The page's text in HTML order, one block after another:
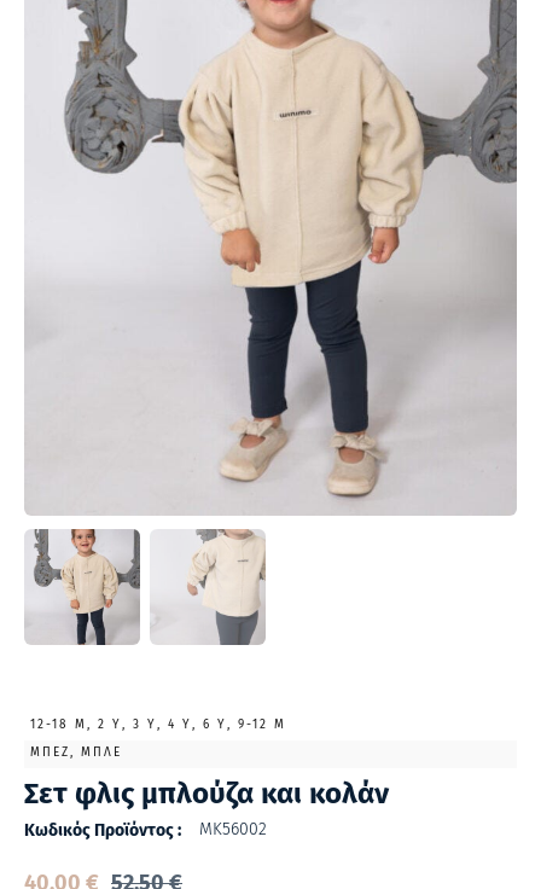
12-18 Μ, 2 Υ, 3 Υ, 4 Υ, 6 Υ, 9-12 Μ
ΜΠΕΖ, ΜΠΛΕ
Σετ φλις μπλούζα και κολάν
Κωδικός Προϊόντος : ΜΚ56002
52,50€
40,00 €